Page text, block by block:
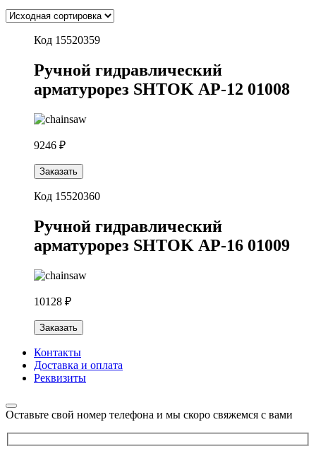
Код 15520359
Ручной гидравлический
арматурорез SHTOK АР-12 01008
9246 ₽
Заказать
Код 15520360
Ручной гидравлический
арматурорез SHTOK АР-16 01009
10128 ₽
Заказать
Контакты
Доставка и оплата
Реквизиты
Оставьте свой номер телефона и мы скоро свяжемся с вами